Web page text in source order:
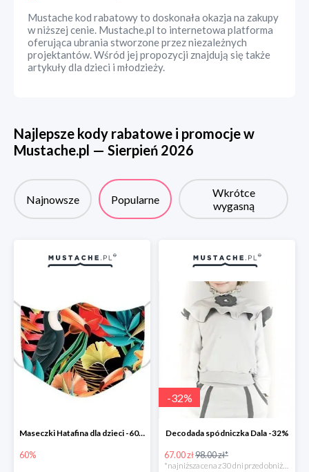
Mustache kod rabatowy to doskonała okazja na zakupy
w niższej cenie. Mustache.pl to internetowa platforma
oferująca ubrania stworzone przez niezależnych
projektantów. Wśród jej propozycji znajdują się także
artykuły dla dzieci i młodzieży.
Najlepsze kody rabatowe i promocje w
Mustache.pl — Sierpień 2026
Najnowsze Popularne
Wkrótce
wygasną
Maseczki Hatafina dla dzieci -60%
60%
-32%
Decodada spódniczka Dala -32%
67.00 zł98.00 zł*
*najniższa cena z 30 dni przed obniżką